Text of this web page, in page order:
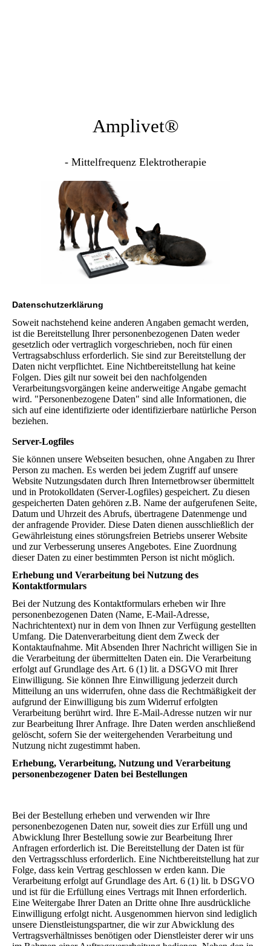
Amplivet®
- Mittelfrequenz Elektrotherapie
Datenschutzerklärung
Soweit nachstehend keine anderen Angaben gemacht werden,
ist die Bereitstellung Ihrer personenbezogenen Daten weder
gesetzlich oder vertraglich vorgeschrieben, noch für einen
Vertragsabschluss erforderlich. Sie sind zur Bereitstellung der
Daten nicht verpflichtet. Eine Nichtbereitstellung hat keine
Folgen. Dies gilt nur soweit bei den nachfolgenden
Verarbeitungsvorgängen keine anderweitige Angabe gemacht
wird. "Personenbezogene Daten" sind alle Informationen, die
sich auf eine identifizierte oder identifizierbare natürliche Person
beziehen.
Server-Logfiles
Sie können unsere Webseiten besuchen, ohne Angaben zu Ihrer
Person zu machen. Es werden bei jedem Zugriff auf unsere
Website Nutzungsdaten durch Ihren Internetbrowser übermittelt
und in Protokolldaten (Server-Logfiles) gespeichert. Zu diesen
gespeicherten Daten gehören z.B. Name der aufgerufenen Seite,
Datum und Uhrzeit des Abrufs, übertragene Datenmenge und
der anfragende Provider. Diese Daten dienen ausschließlich der
Gewährleistung eines störungsfreien Betriebs unserer Website
und zur Verbesserung unseres Angebotes. Eine Zuordnung
dieser Daten zu einer bestimmten Person ist nicht möglich.
Erhebung und Verarbeitung bei Nutzung des
Kontaktformulars
Bei der Nutzung des Kontaktformulars erheben wir Ihre
personenbezogenen Daten (Name, E-Mail-Adresse,
Nachrichtentext) nur in dem von Ihnen zur Verfügung gestellten
Umfang. Die Datenverarbeitung dient dem Zweck der
Kontaktaufnahme. Mit Absenden Ihrer Nachricht willigen Sie in
die Verarbeitung der übermittelten Daten ein. Die Verarbeitung
erfolgt auf Grundlage des Art. 6 (1) lit. a DSGVO mit Ihrer
Einwilligung. Sie können Ihre Einwilligung jederzeit durch
Mitteilung an uns widerrufen, ohne dass die Rechtmäßigkeit der
aufgrund der Einwilligung bis zum Widerruf erfolgten
Verarbeitung berührt wird. Ihre E-Mail-Adresse nutzen wir nur
zur Bearbeitung Ihrer Anfrage. Ihre Daten werden anschließend
gelöscht, sofern Sie der weitergehenden Verarbeitung und
Nutzung nicht zugestimmt haben.
Erhebung, Verarbeitung, Nutzung und Verarbeitung
personenbezogener Daten bei Bestellungen
Bei der Bestellung erheben und verwenden wir Ihre
personenbezogenen Daten nur, soweit dies zur Erfüll ung und
Abwicklung Ihrer Bestellung sowie zur Bearbeitung Ihrer
Anfragen erforderlich ist. Die Bereitstellung der Daten ist für
den Vertragsschluss erforderlich. Eine Nichtbereitstellung hat zur
Folge, dass kein Vertrag geschlossen w erden kann. Die
Verarbeitung erfolgt auf Grundlage des Art. 6 (1) lit. b DSGVO
und ist für die Erfüllung eines Vertrags mit Ihnen erforderlich.
Eine Weitergabe Ihrer Daten an Dritte ohne Ihre ausdrückliche
Einwilligung erfolgt nicht. Ausgenommen hiervon sind lediglich
unsere Dienstleistungspartner, die wir zur Abwicklung des
Vertragsverhältnisses benötigen oder Dienstleister derer wir uns